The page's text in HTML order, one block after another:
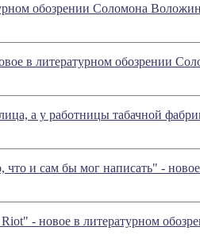
обозрении Соломона
в литературном обозрении
а у работницы табачной
что и сам бы мог написать" -
- новое в литературном